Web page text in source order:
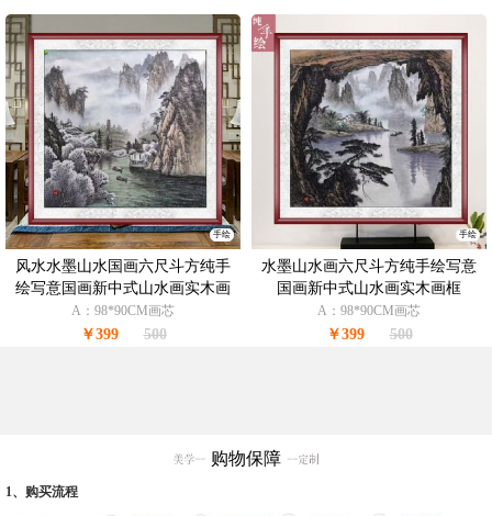
手绘
风水水墨山水国画六尺斗方纯手
绘写意国画新中式山水画实木画
框
A：98*90CM画芯
￥399 500
手绘
水墨山水画六尺斗方纯手绘写意
国画新中式山水画实木画框
A：98*90CM画芯
￥399 500
购物保障
1、购买流程